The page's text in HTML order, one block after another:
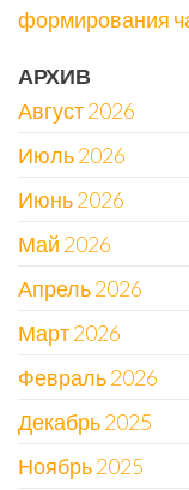
формирования
АРХИВ
Август 2026
Июль 2026
Июнь 2026
Май 2026
Апрель 2026
Март 2026
Февраль 2026
Декабрь 2025
Ноябрь 2025